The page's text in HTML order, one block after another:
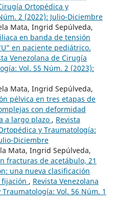
Ortopédica y
2 (2022): Julio-Diciembre
Mata, Ingrid Sepúlveda,
en banda de tensión
en paciente pediátrico.
Venezolana de Cirugía
Vol. 55 Núm. 2 (2023):
Mata, Ingrid Sepúlveda,
pélvica en tres etapas de
con deformidad
a largo plazo , Revista
y Traumatología:
Diciembre
Mata, Ingrid Sepúlveda,
fracturas de acetábulo, 21
una nueva clasificación
, Revista Venezolana
Vol. 56 Núm. 1